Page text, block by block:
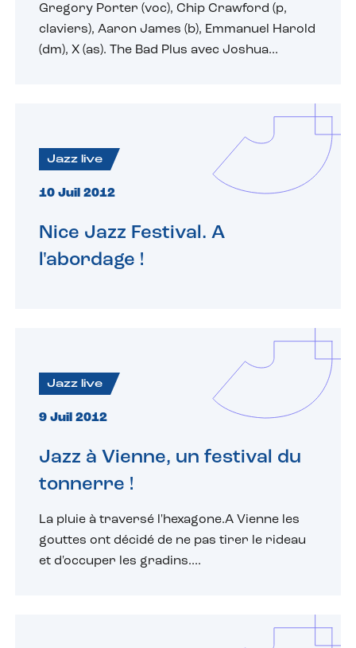
Gregory Porter (voc), Chip Crawford (p,
claviers), Aaron James (b), Emmanuel Harold
(dm), X (as). The Bad Plus avec Joshua...
Jazz live
10 Juil 2012
Nice Jazz Festival. A
l'abordage !
Jazz live
9 Juil 2012
Jazz à Vienne, un festival du
tonnerre !
La pluie à traversé l'hexagone.A Vienne les
gouttes ont décidé de ne pas tirer le rideau
et d'occuper les gradins....